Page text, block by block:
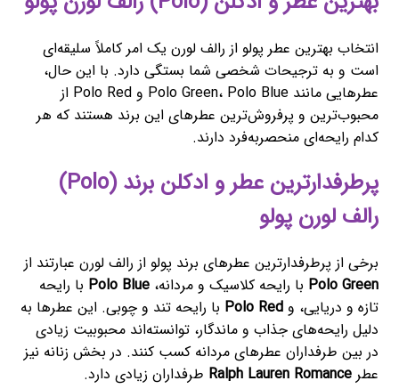
انتخاب بهترین عطر پولو از رالف لورن یک امر کاملاً سلیقه‌ای
است و به ترجیحات شخصی شما بستگی دارد. با این حال،
عطرهایی مانند Polo Green، Polo Blue و Polo Red از
محبوب‌ترین و پرفروش‌ترین عطرهای این برند هستند که هر
کدام رایحه‌ای منحصربه‌فرد دارند.
پرطرفدارترین عطر و ادکلن برند (Polo)
رالف لورن پولو
برخی از پرطرفدارترین عطرهای برند پولو از رالف لورن عبارتند از
Polo Green با رایحه کلاسیک و مردانه، Polo Blue با رایحه
تازه و دریایی، و Polo Red با رایحه تند و چوبی. این عطرها به
دلیل رایحه‌های جذاب و ماندگار، توانسته‌اند محبوبیت زیادی
در بین طرفداران عطرهای مردانه کسب کنند. در بخش زنانه نیز
عطر Ralph Lauren Romance طرفداران زیادی دارد.